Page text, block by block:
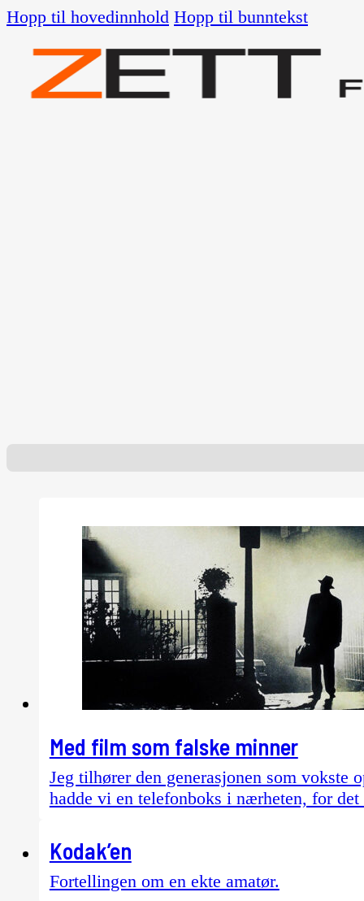
Hopp til hovedinnhold Hopp til bunntekst
Med film som falske minner
Jeg tilhører den generasjonen som
hadde vi en telefonboks i nærheten, for
Kodak’en
Fortellingen om en ekte amatør.